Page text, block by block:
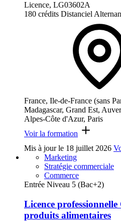
Licence, LG03602A
180 crédits Distanciel
France, Ile-de-France (sans
Madagascar, Grand Est,
Alpes-Côte d'Azur, Paris
Voir la formation
Mis à jour le 18 juillet 2026
Marketing
Stratégie commerciale
Commerce
Entrée Niveau 5 (Bac+2)
Licence
produits alimentaires